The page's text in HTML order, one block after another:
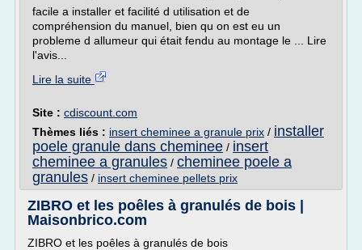
facile a installer et facilité d utilisation et de
compréhension du manuel, bien qu on est eu un
probleme d allumeur qui était fendu au montage le ... Lire
l'avis...
Lire la suite
Site : cdiscount.com
Thèmes liés : insert cheminee a granule prix / installer
poele granule dans cheminee / insert
cheminee a granules / cheminee poele a
granules / insert cheminee pellets prix
ZIBRO et les poêles à granulés de bois |
Maisonbrico.com
ZIBRO et les poêles à granulés de bois